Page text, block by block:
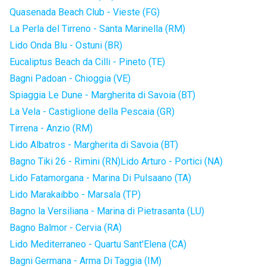
Quasenada Beach Club - Vieste (FG)
La Perla del Tirreno - Santa Marinella (RM)
Lido Onda Blu - Ostuni (BR)
Eucaliptus Beach da Cilli - Pineto (TE)
Bagni Padoan - Chioggia (VE)
Spiaggia Le Dune - Margherita di Savoia (BT)
La Vela - Castiglione della Pescaia (GR)
Tirrena - Anzio (RM)
Lido Albatros - Margherita di Savoia (BT)
Bagno Tiki 26 - Rimini (RN)Lido Arturo - Portici (NA)
Lido Fatamorgana - Marina Di Pulsaano (TA)
Lido Marakaibbo - Marsala (TP)
Bagno la Versiliana - Marina di Pietrasanta (LU)
Bagno Balmor - Cervia (RA)
Lido Mediterraneo - Quartu Sant'Elena (CA)
Bagni Germana - Arma Di Taggia (IM)